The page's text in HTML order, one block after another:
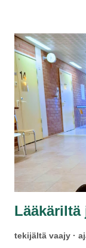
perunamaalla.
tekijältä vaajy